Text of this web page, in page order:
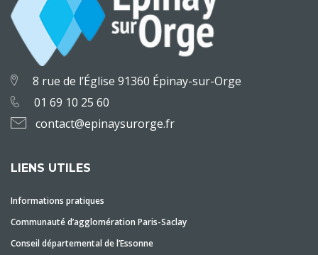
8 rue de l’Église 91360 Épinay-sur-Orge
01 69 10 25 60
contact@epinaysurorge.fr
LIENS UTILES
Informations pratiques
Communauté d’agglomération Paris-Saclay
Conseil départemental de l’Essonne